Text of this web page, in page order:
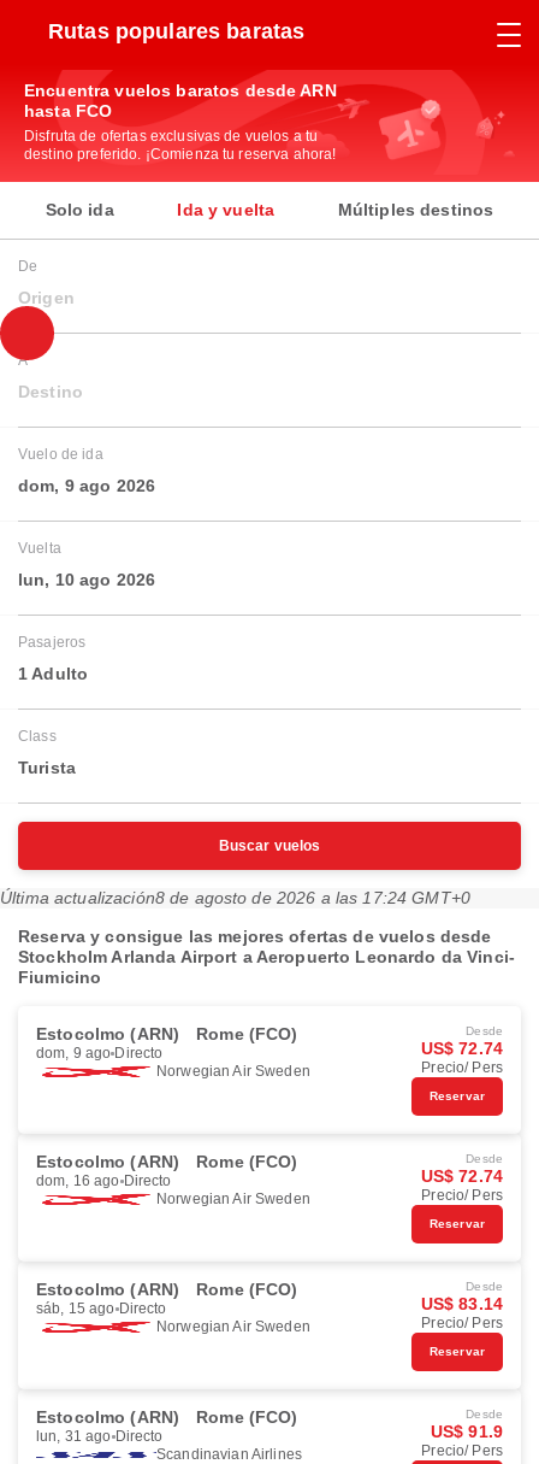
Rutas populares baratas
Encuentra vuelos baratos desde ARN
hasta FCO
Disfruta de ofertas exclusivas de vuelos a tu
destino preferido. ¡Comienza tu reserva ahora!
Solo ida Ida y vuelta Múltiples destinos
De
Origen
A
Destino
Vuelo de ida
dom, 9 ago 2026
Vuelta
lun, 10 ago 2026
Pasajeros
1 Adulto
Class
Turista
Buscar vuelos
Última actualización8 de agosto de 2026 a las 17:24 GMT+0
Reserva y consigue las mejores ofertas de vuelos desde
Stockholm Arlanda Airport a Aeropuerto Leonardo da Vinci-
Fiumicino
Estocolmo (ARN) Rome (FCO)
dom, 9 ago Directo
Norwegian Air Sweden
Desde
US$ 72.74
Precio/ Pers
Reservar
Estocolmo (ARN) Rome (FCO)
dom, 16 ago Directo
Norwegian Air Sweden
Desde
US$ 72.74
Precio/ Pers
Reservar
Estocolmo (ARN) Rome (FCO)
sáb, 15 ago Directo
Norwegian Air Sweden
Desde
US$ 83.14
Precio/ Pers
Reservar
Estocolmo (ARN) Rome (FCO)
lun, 31 ago Directo
Scandinavian Airlines
Desde
US$ 91.9
Precio/ Pers